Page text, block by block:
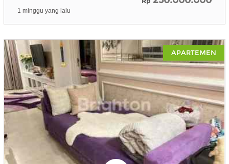
1 minggu yang lalu
APARTEMEN